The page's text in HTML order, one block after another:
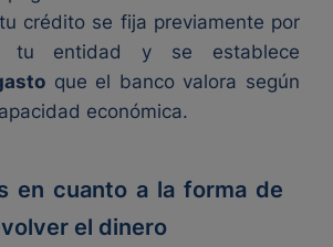
crédito se fija previamente por
tu entidad y se establece
que el banco valora según
económica.
en cuanto a la forma de
el dinero